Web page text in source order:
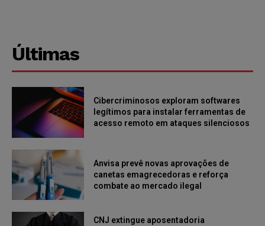
Últimas
Cibercriminosos exploram softwares
legítimos para instalar ferramentas de
acesso remoto em ataques silenciosos
Anvisa prevê novas aprovações de
canetas emagrecedoras e reforça
combate ao mercado ilegal
CNJ extingue aposentadoria